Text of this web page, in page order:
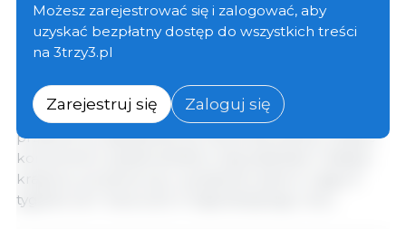
strategii „od pola do stołu”.
Celem tej konsultacji jest zebranie informacji
Różne zainteresowane strony zaangażowane w
łańcuch dostaw żywności, takie jak producenci,
przetwórcy, dystrybutorzy lub przewoźnicy, a także
konsumenci, społeczeństwo obywatelskie i władze
krajowe, proszone są o wyrażenie opinii w ciągu 9
tygodni od 1 marca do 3 maja bieżącego roku.
Możesz zarejestrować się i zalogować, aby
uzyskać bezpłatny dostęp do wszystkich treści
na 3trzy3.pl
Zarejestruj się Zaloguj się